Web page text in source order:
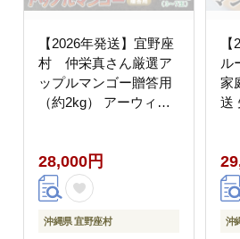
【2026年発送】宜野座
村 仲栄真さん厳選ア
ップルマンゴー贈答用
（約2kg） アーウィン
グ 完熟 お気に入り 美
味しい 人気 おすすめ
フルーツ 沖縄県 先行予
約 食品 デザート 産地
28,000円
沖縄県 宜野座村
ル
家
送
ウ
贅
す
沖